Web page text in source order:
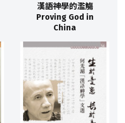
漢語神學的濫觴
Proving God in
China